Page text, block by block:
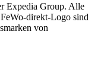
Expedia Group. Alle
direkt-Logo sind
von